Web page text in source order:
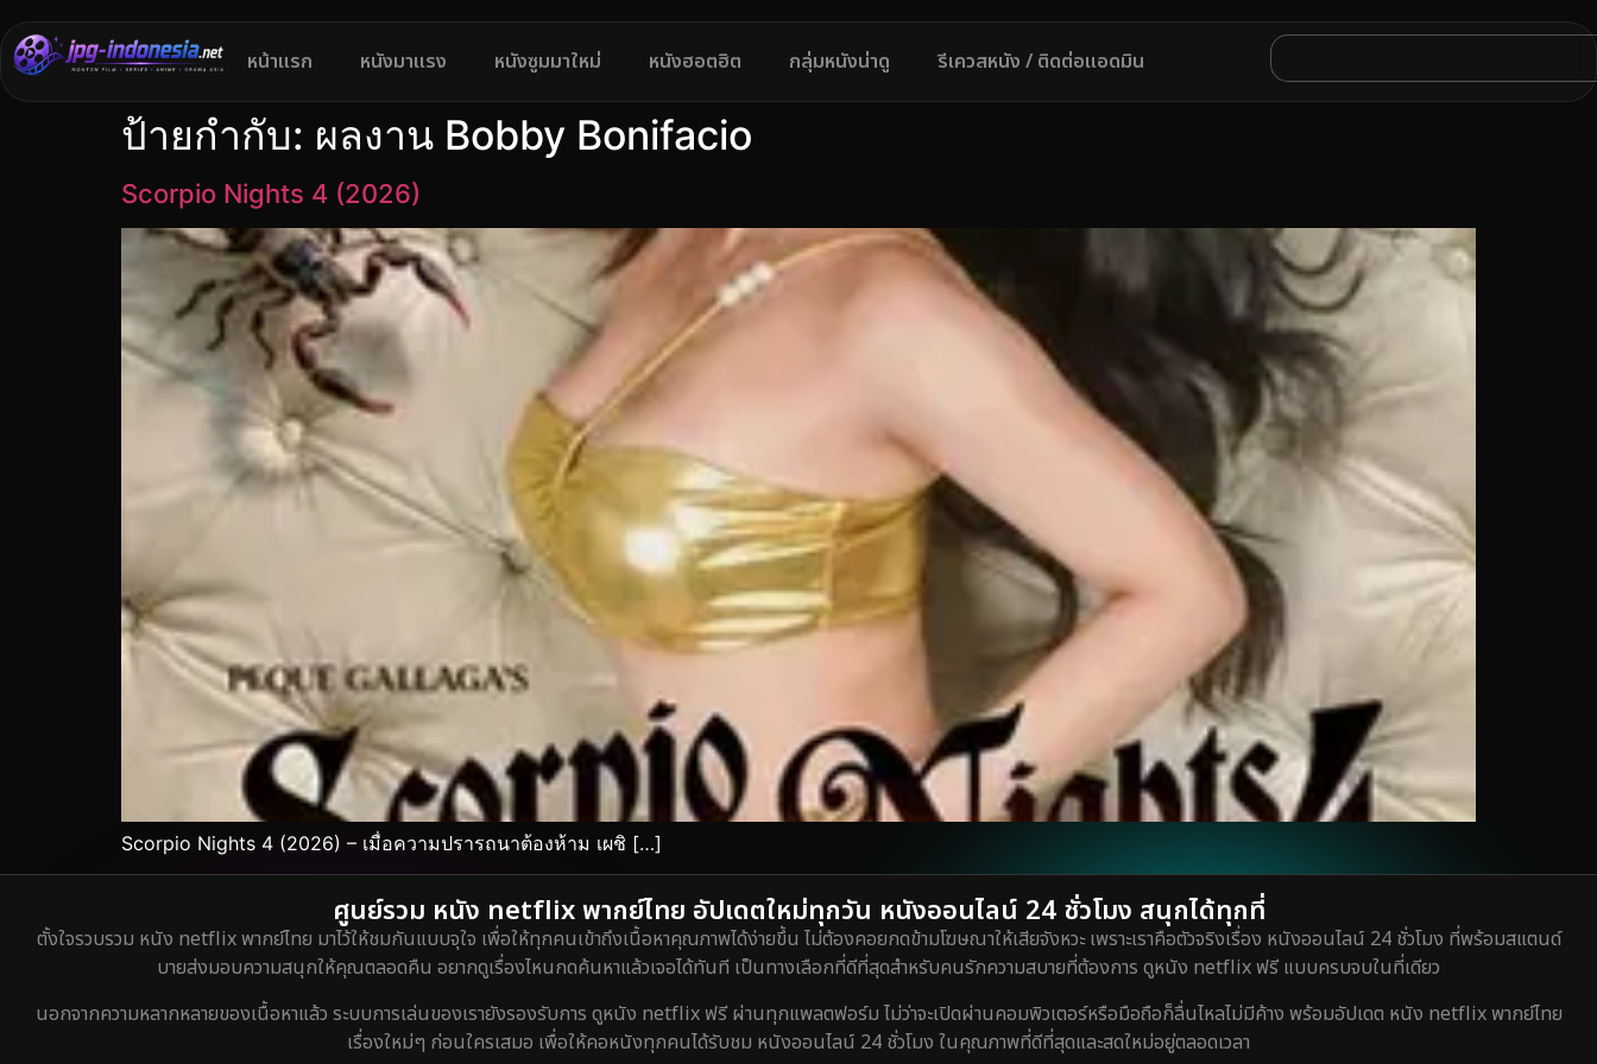
หน้าแรก หนังมาแรง หนังซูมมาใหม่ หนังฮอตฮิต กลุ่มหนังน่าดู รีเควสหนัง / ติดต่อแอดมิน
ป้ายกำกับ: ผลงาน Bobby Bonifacio
Scorpio Nights 4 (2026)
Scorpio Nights 4 (2026) – เมื่อความปรารถนาต้องห้าม เผชิ […]
ศูนย์รวม หนัง netflix พากย์ไทย อัปเดตใหม่ทุกวัน หนังออนไลน์ 24 ชั่วโมง สนุกได้ทุกที่
ตั้งใจรวบรวม หนัง netflix พากย์ไทย มาไว้ให้ชมกันแบบจุใจ เพื่อให้ทุกคนเข้าถึงเนื้อหาคุณภาพได้ง่ายขึ้น ไม่ต้องคอยกดข้ามโฆษณาให้เสียจังหวะ เพราะเราคือตัวจริงเรื่อง หนังออนไลน์ 24 ชั่วโมง ที่พร้อมสแตนด์
บายส่งมอบความสนุกให้คุณตลอดคืน อยากดูเรื่องไหนกดค้นหาแล้วเจอได้ทันที เป็นทางเลือกที่ดีที่สุดสำหรับคนรักความสบายที่ต้องการ ดูหนัง netflix ฟรี แบบครบจบในที่เดียว
นอกจากความหลากหลายของเนื้อหาแล้ว ระบบการเล่นของเรายังรองรับการ ดูหนัง netflix ฟรี ผ่านทุกแพลตฟอร์ม ไม่ว่าจะเปิดผ่านคอมพิวเตอร์หรือมือถือก็ลื่นไหลไม่มีค้าง พร้อมอัปเดต หนัง netflix พากย์ไทย
เรื่องใหม่ๆ ก่อนใครเสมอ เพื่อให้คอหนังทุกคนได้รับชม หนังออนไลน์ 24 ชั่วโมง ในคุณภาพที่ดีที่สุดและสดใหม่อยู่ตลอดเวลา